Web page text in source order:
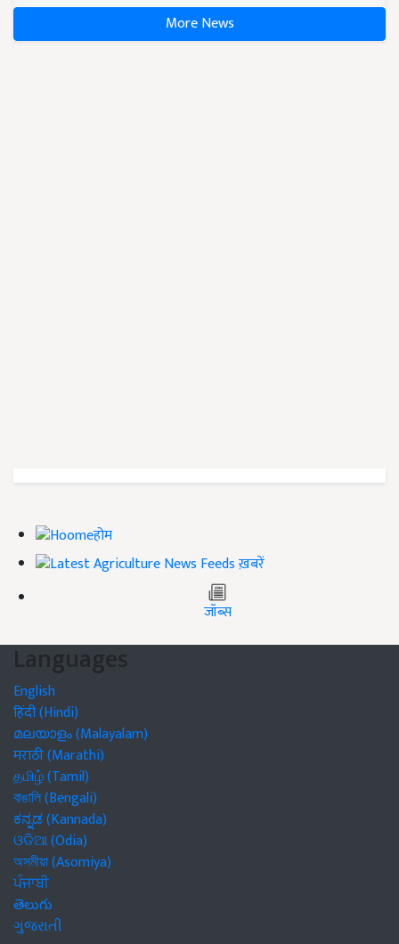
More News
होम
ख़बरें
जॉब्स
Languages
English
हिंदी (Hindi)
മലയാളം (Malayalam)
मराठी (Marathi)
தமிழ் (Tamil)
বাঙালি (Bengali)
ಕನ್ನಡ (Kannada)
ଓଡିଆ (Odia)
অসমীয়া (Asomiya)
ਪੰਜਾਬੀ
తెలుగు
ગુજરાતી